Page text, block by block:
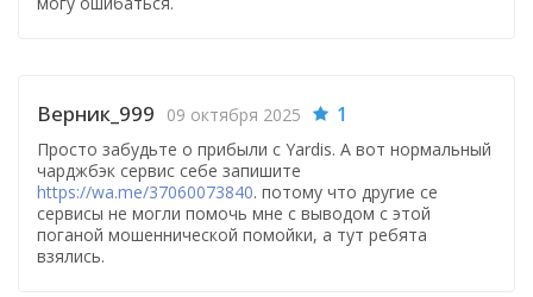
Верник_999 09 октября 2025 1
Просто забудьте о прибыли с Yardis. А вот нормальный
чарджбэк сервис себе запишите
https://wa.me/37060073840. потому что другие се
сервисы не могли помочь мне с выводом с этой
поганой мошеннической помойки, а тут ребята
взялись.